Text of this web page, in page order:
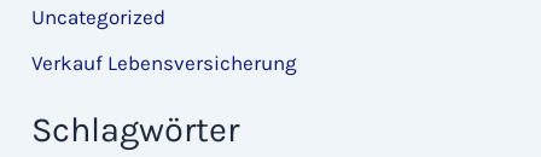
Uncategorized
Verkauf Lebensversicherung
Schlagwörter